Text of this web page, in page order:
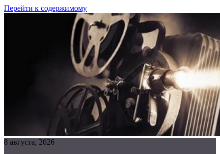
Перейти к содержимому
8 августа, 2026